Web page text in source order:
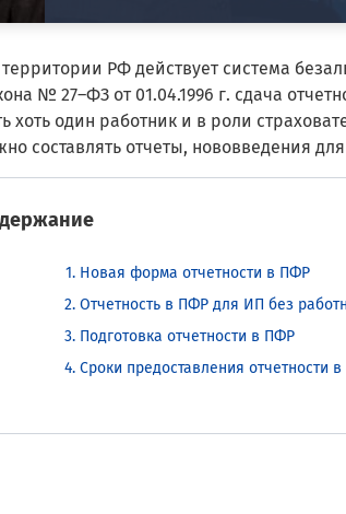
РФ действует система
№ 27–ФЗ от 01.04.1996 г. сдача
хоть один работник и в роли
составлять отчеты, нововведения
Новая форма отчетности в ПФР
Отчетность в ПФР для ИП без
Подготовка отчетности в ПФР
Сроки предоставления отчетности